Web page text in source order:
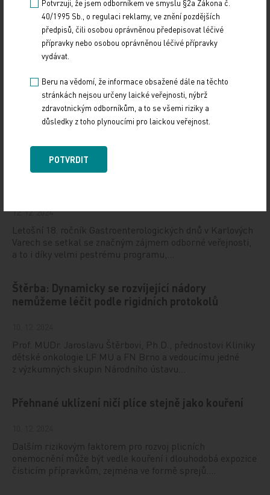
KONGRESY IMPORT: TITULY
Sdílejte článek
Doporučené
Gastroenterologie – obor s dynamickým rozvojem
12. 12. 2024
Letošní 18. ročník Gastroenterologických dnů v Karlových
Varech se setkal se značným zájmem odborné veřejnosti,
a to i díky velmi pestrému programu,…
Štěrba: Dynamicky se rozvíjející nádory
nemůžeme léčit podle rigidních protokolů
Prof. MUDr. Jaroslavu Štěrbovi, Ph.D., přednostovi Kliniky
dětské onkologie LF MU a FN Brno a vedoucímu jedné
z výzkumných skupin Národního ústavu…
Přehnané uklízení ničí plíce stejně jako kouření
Dalším rizikovým faktorem pro rozvoj plicních
onemocnění může být vedle kouření i dlouhodobá expozice
čisticím přípravkům, zejména ve formě sprejů.…
Potvrzuji, že jsem odborníkem ve smyslu §2a Zákona č.
40/1995 Sb., o regulaci reklamy, ve znění pozdějších
předpisů, čili osobou oprávněnou předepisovat léčivé
přípravky nebo osobou oprávněnou léčivé přípravky
vydávat.
Beru na vědomí, že informace obsažené dále na těchto
stránkách nejsou určeny laické veřejnosti, nýbrž
zdravotnickým odborníkům, a to se všemi riziky a
důsledky z toho plynoucími pro laickou veřejnost.
POTVRDIT